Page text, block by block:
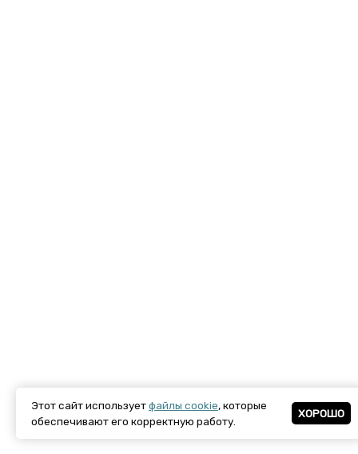
Этот сайт используетфайлы cookie, которые
обеспечивают его корректную работу.
ХОРОШО